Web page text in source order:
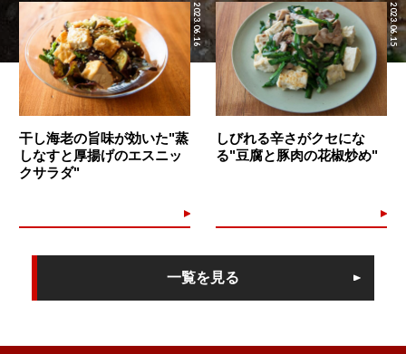
2023.06.16
干し海老の旨味が効いた"蒸
しなすと厚揚げのエスニッ
クサラダ"
2023.06.15
しびれる辛さがクセにな
る"豆腐と豚肉の花椒炒め"
一覧を見る